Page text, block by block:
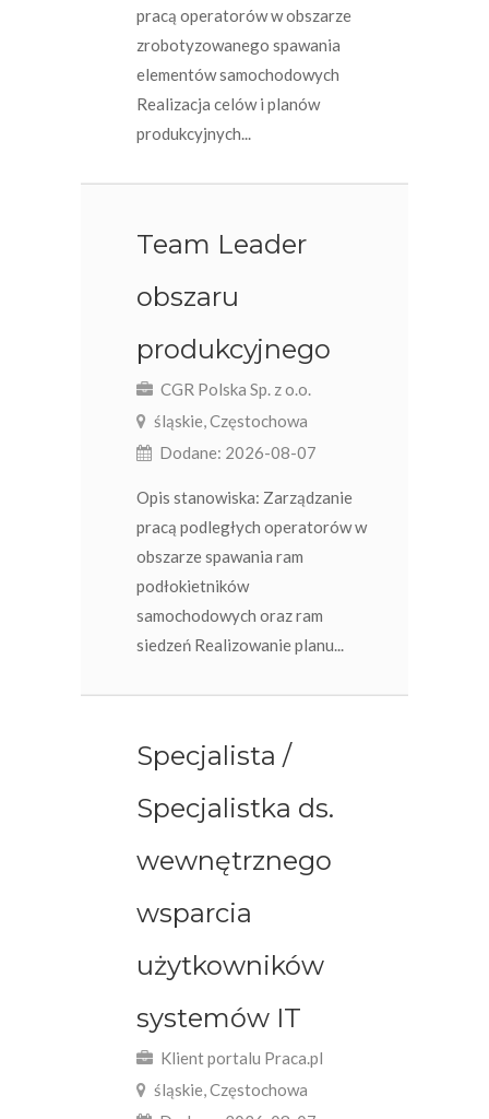
pracą operatorów w obszarze
zrobotyzowanego spawania
elementów samochodowych
Realizacja celów i planów
produkcyjnych...
Team Leader
obszaru
produkcyjnego
CGR Polska Sp. z o.o.
śląskie, Częstochowa
Dodane: 2026-08-07
Opis stanowiska: Zarządzanie
pracą podległych operatorów w
obszarze spawania ram
podłokietników
samochodowych oraz ram
siedzeń Realizowanie planu...
Specjalista /
Specjalistka ds.
wewnętrznego
wsparcia
użytkowników
systemów IT
Klient portalu Praca.pl
śląskie, Częstochowa